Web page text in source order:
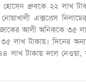
ধ্রুবকে ২২ লাখ
এক্সপ্রেস
জাকের আলী অনিককে ৩৫
লাখ টাকায়। দিনের
লাখ টাকায় দলে নেওয়া,